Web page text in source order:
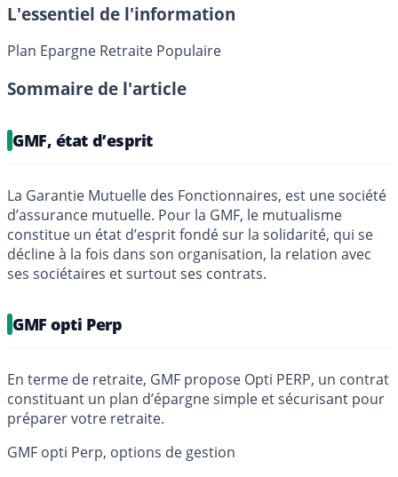
L'essentiel de l'information
Plan Epargne Retraite Populaire
Sommaire de l'article
GMF, état d’esprit
La Garantie Mutuelle des Fonctionnaires, est une société
d’assurance mutuelle. Pour la GMF, le mutualisme
constitue un état d’esprit fondé sur la solidarité, qui se
décline à la fois dans son organisation, la relation avec
ses sociétaires et surtout ses contrats.
GMF opti Perp
En terme de retraite, GMF propose Opti PERP, un contrat
constituant un plan d’épargne simple et sécurisant pour
préparer votre retraite.
GMF opti Perp, options de gestion